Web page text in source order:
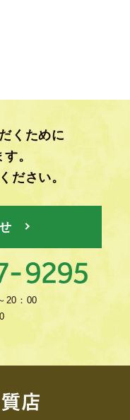
くために
。
ださい。
20：00